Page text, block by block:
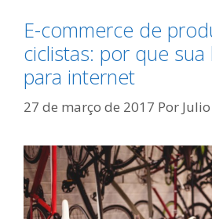
E-commerce de
ciclistas: por que
para internet
27 de março de 2017 Por